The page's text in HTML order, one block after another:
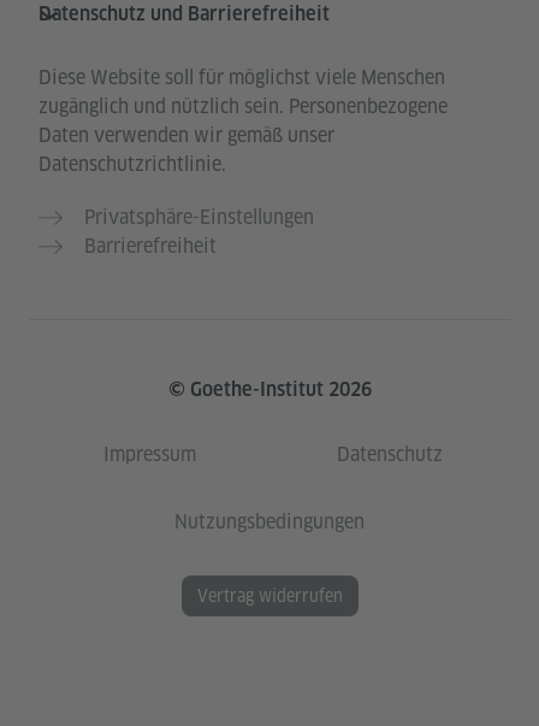
Datenschutz und Barrierefreiheit
Diese Website soll für möglichst viele Menschen
zugänglich und nützlich sein. Personenbezogene
Daten verwenden wir gemäß unser
Datenschutzrichtlinie.
Privatsphäre-Einstellungen
Barrierefreiheit
© Goethe-Institut 2026
Impressum Datenschutz
Nutzungsbedingungen
Vertrag widerrufen